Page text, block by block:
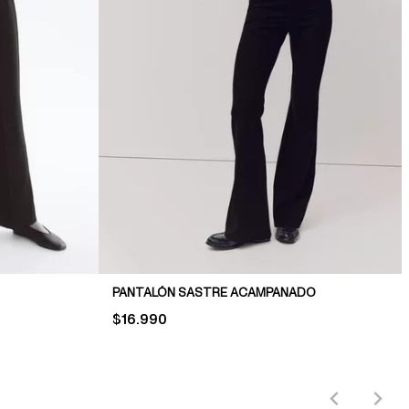
PANTALÓN SASTRE ACAMPANADO
PRICE:
$16.990